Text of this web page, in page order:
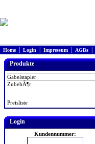
Home| Login Impressum AGBs
Produkte
Gabelstapler
ZubehÃ¶r
Preisliste
Login
Kundennummer: